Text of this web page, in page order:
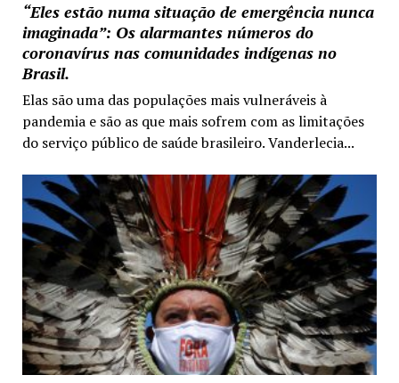
“Eles estão numa situação de emergência nunca
imaginada”: Os alarmantes números do
coronavírus nas comunidades indígenas no
Brasil.
Elas são uma das populações mais vulneráveis à
pandemia e são as que mais sofrem com as limitações
do serviço público de saúde brasileiro. Vanderlecia...